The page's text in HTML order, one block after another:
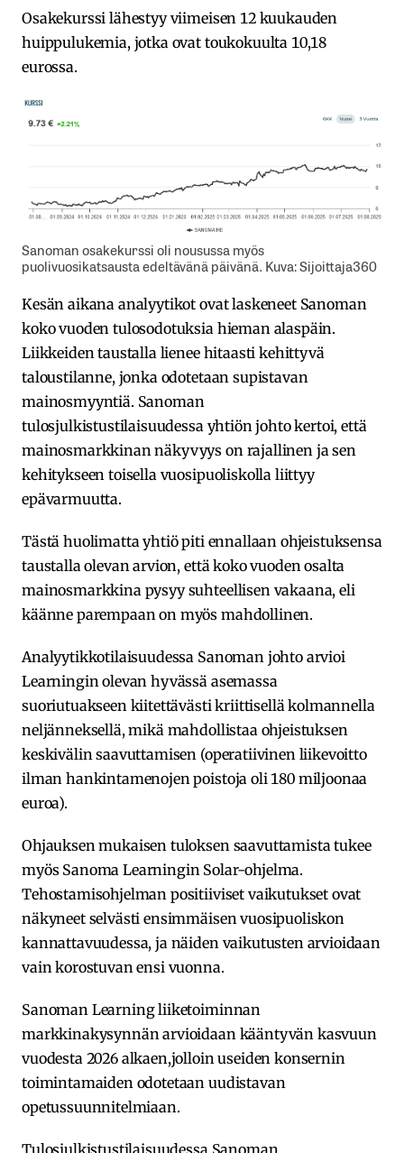
Osakekurssi lähestyy viimeisen 12 kuukauden
huippulukemia, jotka ovat toukokuulta 10,18
eurossa.
Sanoman osakekurssi oli nousussa myös
puolivuosikatsausta edeltävänä päivänä. Kuva: Sijoittaja360
Kesän aikana analyytikot ovat laskeneet Sanoman
koko vuoden tulosodotuksia hieman alaspäin.
Liikkeiden taustalla lienee hitaasti kehittyvä
taloustilanne, jonka odotetaan supistavan
mainosmyyntiä. Sanoman
tulosjulkistustilaisuudessa yhtiön johto kertoi, että
mainosmarkkinan näkyvyys on rajallinen ja sen
kehitykseen toisella vuosipuoliskolla liittyy
epävarmuutta.
Tästä huolimatta yhtiö piti ennallaan ohjeistuksensa
taustalla olevan arvion, että koko vuoden osalta
mainosmarkkina pysyy suhteellisen vakaana, eli
käänne parempaan on myös mahdollinen.
Analyytikkotilaisuudessa Sanoman johto arvioi
Learningin olevan hyvässä asemassa
suoriutuakseen kiitettävästi kriittisellä kolmannella
neljänneksellä, mikä mahdollistaa ohjeistuksen
keskivälin saavuttamisen (operatiivinen liikevoitto
ilman hankintamenojen poistoja oli 180 miljoonaa
euroa).
Ohjauksen mukaisen tuloksen saavuttamista tukee
myös Sanoma Learningin Solar-ohjelma.
Tehostamisohjelman positiiviset vaikutukset ovat
näkyneet selvästi ensimmäisen vuosipuoliskon
kannattavuudessa, ja näiden vaikutusten arvioidaan
vain korostuvan ensi vuonna.
Sanoman Learning liiketoiminnan
markkinakysynnän arvioidaan kääntyvän kasvuun
vuodesta 2026 alkaen,jolloin useiden konsernin
toimintamaiden odotetaan uudistavan
opetussuunnitelmiaan.